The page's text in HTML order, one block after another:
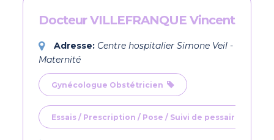
Docteur VILLEFRANQUE Vincent
Adresse: Centre hospitalier Simone Veil -
Maternité
Gynécologue Obstétricien
Essais / Prescription / Pose / Suivi de pessaires